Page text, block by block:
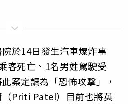
於14日發生汽車爆炸事
客死亡、1名男姓駕駛受
案定調為「恐怖攻擊」，
Priti Patel）目前也將英